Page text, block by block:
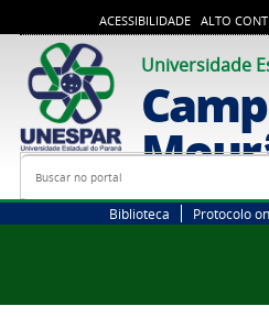
ACESSIBILIDADE ALTO
Universidade
Busca
Biblioteca Protocolo